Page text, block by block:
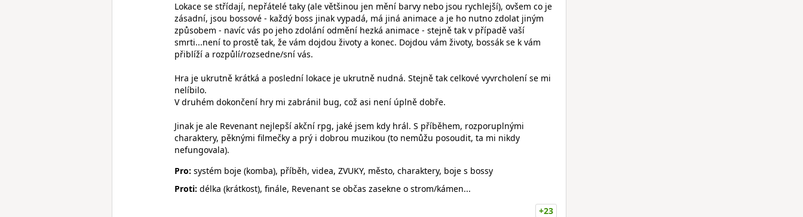
Lokace se střídají, nepřátelé taky (ale většinou jen mění barvy nebo jsou rychlejší), ovšem co je
zásadní, jsou bossové - každý boss jinak vypadá, má jiná animace a je ho nutno zdolat jiným
způsobem - navíc vás po jeho zdolání odmění hezká animace - stejně tak v případě vaší
smrti...není to prostě tak, že vám dojdou životy a konec. Dojdou vám životy, bossák se k vám
přiblíží a rozpůlí/rozsedne/sní vás.
Hra je ukrutně krátká a poslední lokace je ukrutně nudná. Stejně tak celkové vyvrcholení se mi
nelíbilo.
V druhém dokončení hry mi zabránil bug, což asi není úplně dobře.
Jinak je ale Revenant nejlepší akční rpg, jaké jsem kdy hrál. S příběhem, rozporuplnými
charaktery, pěknými filmečky a prý i dobrou muzikou (to nemůžu posoudit, ta mi nikdy
nefungovala).
Pro: systém boje (komba), příběh, videa, ZVUKY, město, charaktery, boje s bossy
Proti: délka (krátkost), finále, Revenant se občas zasekne o strom/kámen...
+23